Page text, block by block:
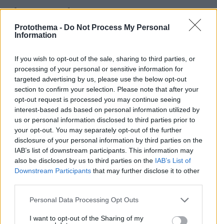
Protothema - Do Not Process My Personal
Information
If you wish to opt-out of the sale, sharing to third parties, or
processing of your personal or sensitive information for
targeted advertising by us, please use the below opt-out
section to confirm your selection. Please note that after your
opt-out request is processed you may continue seeing
interest-based ads based on personal information utilized by
us or personal information disclosed to third parties prior to
your opt-out. You may separately opt-out of the further
disclosure of your personal information by third parties on the
IAB’s list of downstream participants. This information may
also be disclosed by us to third parties on the IAB’s List of
Downstream Participants that may further disclose it to other
Please note that this website/app uses one or more Google
not limited to your visit or usage behaviour. You may click to
Personal Data Processing Opt Outs
I want to opt-out of the Sharing of my
Thema Insights